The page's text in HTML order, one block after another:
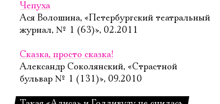
Чепуха
Ася Волошина, «Петербургский театральный
журнал, № 1 (63)», 02.2011
Сказка, просто сказка!
Александр Соколянский, «Страстной
бульвар № 1 (131)», 09.2010